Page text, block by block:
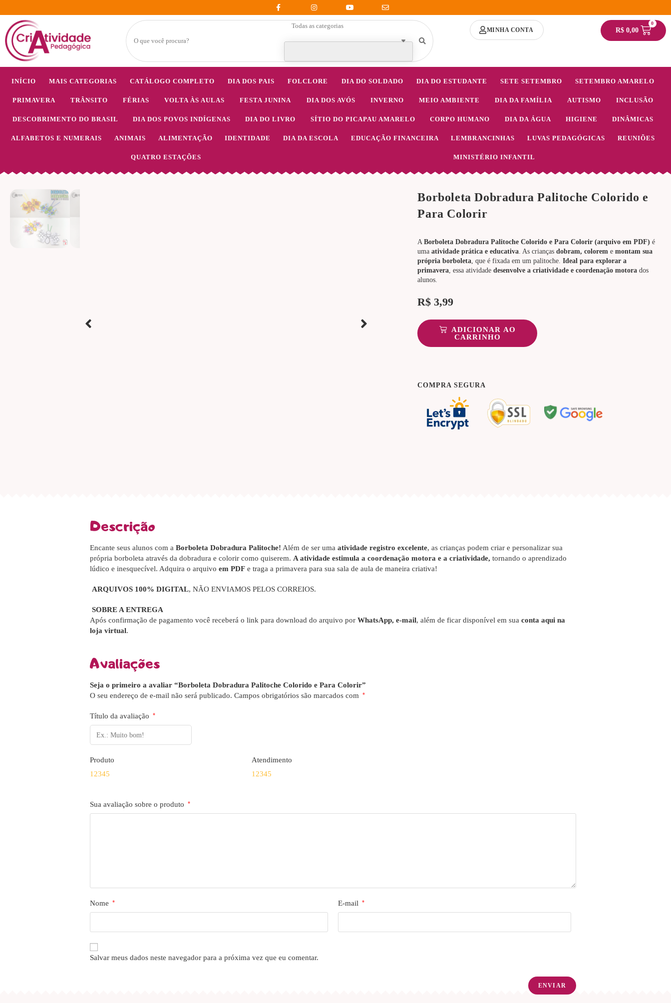
Todas as categorias
MINHA CONTA R$0,00
0
INÍCIO MAIS CATEGORIAS CATÁLOGO COMPLETO DIA DOS PAIS FOLCLORE DIA DO SOLDADO DIA DO ESTUDANTE SETE SETEMBRO SETEMBRO AMARELO
PRIMAVERA TRÂNSITO FÉRIAS VOLTA ÀS AULAS FESTA JUNINA DIA DOS AVÓS INVERNO MEIO AMBIENTE DIA DA FAMÍLIA AUTISMO INCLUSÃO
DESCOBRIMENTO DO BRASIL DIA DOS POVOS INDÍGENAS DIA DO LIVRO SÍTIO DO PICAPAU AMARELO CORPO HUMANO DIA DA ÁGUA HIGIENE DINÂMICAS
ALFABETOS E NUMERAIS ANIMAIS ALIMENTAÇÃO IDENTIDADE DIA DA ESCOLA EDUCAÇÃO FINANCEIRA LEMBRANCINHAS LUVAS PEDAGÓGICAS REUNIÕES
QUATRO ESTAÇÕES MINISTÉRIO INFANTIL
Borboleta Dobradura Palitoche Colorido e
Para Colorir
ABorboleta Dobradura Palitoche Colorido e Para Colorir (arquivo em PDF) é
umaatividade prática e educativa. As criançasdobram, colorem emontam sua
própria borboleta, que é fixada em um palitoche. Ideal para explorar a
primavera, essa atividadedesenvolve a criatividade e coordenação motora dos
alunos.
R$ 3,99
ADICIONAR AO
CARRINHO
COMPRA SEGURA
Descrição
Encante seus alunos com a Borboleta Dobradura Palitoche! Além de ser uma atividade registro excelente, as crianças podem criar e personalizar sua
própria borboleta através da dobradura e colorir como quiserem. A atividade estimula a coordenação motora e a criatividade, tornando o aprendizado
lúdico e inesquecível. Adquira o arquivo em PDF e traga a primavera para sua sala de aula de maneira criativa!
ARQUIVOS 100% DIGITAL, NÃO ENVIAMOS PELOS CORREIOS.
SOBRE A ENTREGA
Após confirmação de pagamento você receberá o link para download do arquivo por WhatsApp, e-mail, além de ficar disponível em sua conta aqui na
loja virtual.
Avaliações
Seja o primeiro a avaliar “Borboleta Dobradura Palitoche Colorido e Para Colorir”
O seu endereço de e-mail não será publicado. Campos obrigatórios são marcados com *
Título da avaliação *
Produto
1 2345
Atendimento
1 2345
Sua avaliação sobre o produto *
Nome * E-mail *
Salvar meus dados neste navegador para a próxima vez que eu comentar.